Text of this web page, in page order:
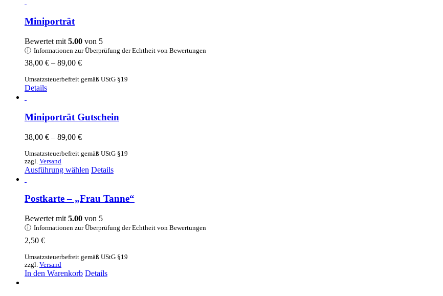
Miniporträt
Bewertet mit 5.00 von 5
ⓘ Informationen zur Überprüfung der Echtheit von Bewertungen
38,00 € – 89,00 €Preisspanne:
bis
Umsatzsteuerbefreit gemäß UStG §19
Details
Miniporträt Gutschein
38,00 € – 89,00 €Preisspanne:
bis
Umsatzsteuerbefreit gemäß UStG §19
zzgl. Versand
Ausführung wählen Dieses
mehrere
auf.
Optionen
der
Produktseite
gewählt
Details
Postkarte – „Frau Tanne“
Bewertet mit 5.00 von 5
ⓘ Informationen zur Überprüfung der Echtheit von Bewertungen
2,50 €
Umsatzsteuerbefreit gemäß UStG §19
zzgl. Versand
In den Warenkorb Details